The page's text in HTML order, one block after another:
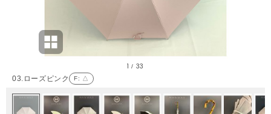
03.ローズピンク F: △
1 / 33